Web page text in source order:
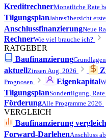
KreditrechnerMonatliche Rate
TilgungsplanJahresübersicht
AnschlussfinanzierungNeue
RechnerWie viel brauche ich?
RATGEBER
Baufinanzierung
aktuellZinsen Aug. 2026
Prognosen
Eigenkapital
TilgungsplanSondertilgung,
FörderungAlle Programme 2026
VERGLEICH
Baufinanzierung
Forward-DarlehenAnschluss